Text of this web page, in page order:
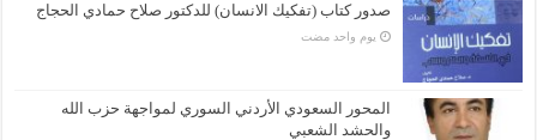
صدور كتاب (تفكيك الانسان) للدكتور صلاح حمادي الحجاج
‏يوم واحد مضت
المحور السعودي الأردني السوري لمواجهة حزب الله
والحشد الشعبي